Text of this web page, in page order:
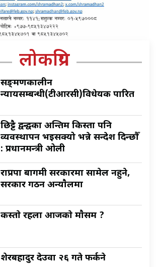
लोकप्रिय
सङ्क्रमणकालीन
न्यायसम्बन्धी(टीआरसी)विधेयक पारित
छिट्टै द्वन्द्वका अन्तिम किस्ता पनि
व्यवस्थापन भइसक्यो भन्ने सन्देश दिन्छौँ
: प्रधानमन्त्री ओली
राप्रपा बागमी सरकारमा सामेल नहुने,
सरकार गठन अन्याैलमा
कस्ताे रहला आजकाे माैसम ?
शेरबहादुर देउवा २६ गते फर्कने